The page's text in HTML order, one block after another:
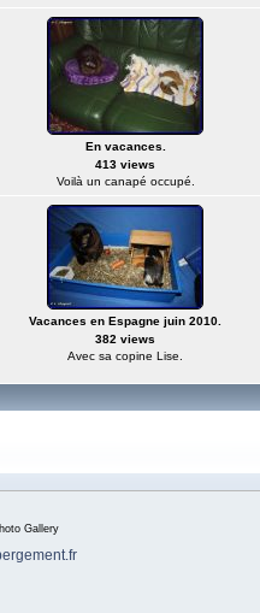
En vacances.
413 views
Voilà un canapé occupé.
Vacances en Espagne juin 2010.
382 views
Avec sa copine Lise.
Gallery